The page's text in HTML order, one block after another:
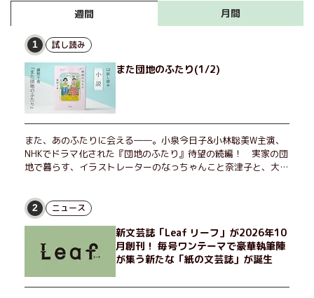
週間 月間
1 試し読み
また団地のふたり(1/2)
また、あのふたりに会える――。小泉今日子&小林聡美W主演、
NHKでドラマ化された『団地のふたり』待望の続編！ 実家の団
地で暮らす、イラストレーターのなっちゃんこと奈津子と、大学
げたり、部屋でふたりだけの「台湾映画祭」を催したり。50代
独身、幼なじみの変わらぬ友情とささやかな幸せの日々を描く。
2 ニュース
新文芸誌「Leaf リーフ」が2026年10
月創刊！ 毎号ワンテーマで豪華執筆陣
が集う新たな「紙の文芸誌」が誕生